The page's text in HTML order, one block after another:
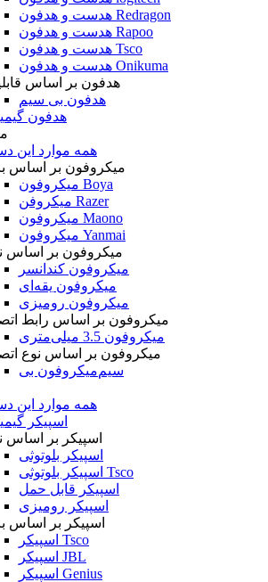
هدست و هدفون Redragon
هدست و هدفون Rapoo
هدست و هدفون Tsco
هدست و هدفون Onikuma
هدفون بر اساس
هدفون بی سیم
هدفون
همه موارد این
میکروفون بر اساس
میکروفون Boya
میکروفن Razer
میکروفون Maono
میکروفون Yanmai
میکروفون بر اساس
میکروفون کندانسر
میکروفون یقه‌ای
میکروفون رومیزی
میکروفون بر اساس رابط
میکروفون 3.5 میلی‌متری
میکروفون بر اساس نوع
میکروفون بی‌‎سیم
همه موارد این
اسپیکر
اسپیکر بر اساس
اسپیکر بلوتوثی
اسپیکر بلوتوثی Tsco
اسپیکر قابل حمل
اسپیکر رومیزی
اسپیکر بر اساس
اسپیکر Tsco
اسپیکر JBL
اسپیکر Genius